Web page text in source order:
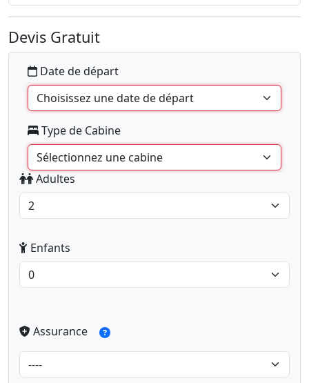
Devis Gratuit
Date de départ
Type de Cabine
Adultes
Enfants
Assurance